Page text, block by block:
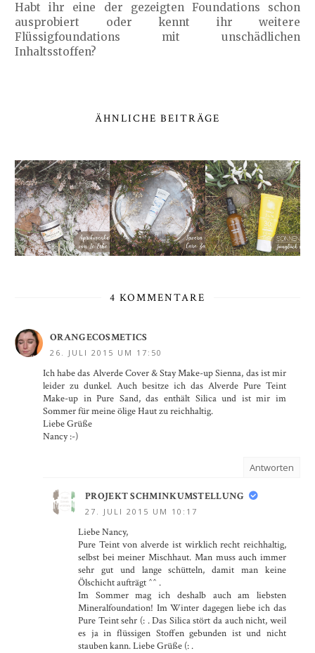
Habt ihr eine der gezeigten Foundations schon
ausprobiert oder kennt ihr weitere
Flüssigfoundations mit unschädlichen
Inhaltsstoffen?
ÄHNLICHE BEITRÄGE
4 KOMMENTARE
ORANGECOSMETICS
26. JULI 2015 UM 17:50
Ich habe das Alverde Cover & Stay Make-up Sienna, das ist mir
leider zu dunkel. Auch besitze ich das Alverde Pure Teint
Make-up in Pure Sand, das enthält Silica und ist mir im
Sommer für meine ölige Haut zu reichhaltig.
Liebe Grüße
Nancy :-)
Antworten
PROJEKT SCHMINKUMSTELLUNG
27. JULI 2015 UM 10:17
Liebe Nancy,
Pure Teint von alverde ist wirklich recht reichhaltig,
selbst bei meiner Mischhaut. Man muss auch immer
sehr gut und lange schütteln, damit man keine
Ölschicht aufträgt ^^ .
Im Sommer mag ich deshalb auch am liebsten
Mineralfoundation! Im Winter dagegen liebe ich das
Pure Teint sehr (: . Das Silica stört da auch nicht, weil
es ja in flüssigen Stoffen gebunden ist und nicht
stauben kann. Liebe Grüße (: .